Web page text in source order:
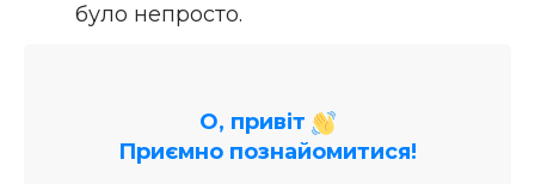
було непросто.
О, привіт
Приємно познайомитися!